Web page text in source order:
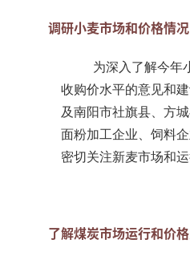
调研小麦市场和价格情况
为深入了解今年
收购价水平的意见和
及南阳市社旗县、方
面粉加工企业、饲料
密切关注新麦市场和运
了解煤炭市场运行和价